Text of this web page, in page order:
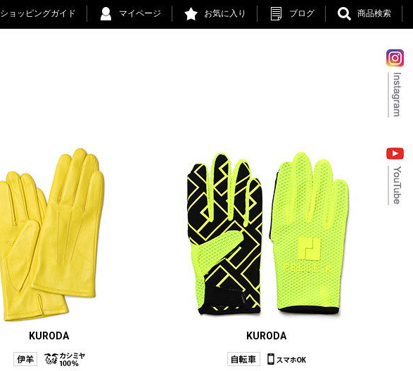
商品検索
ブログ
お気に入り
マイページ
ショッピングガイド
KURODA KURODA